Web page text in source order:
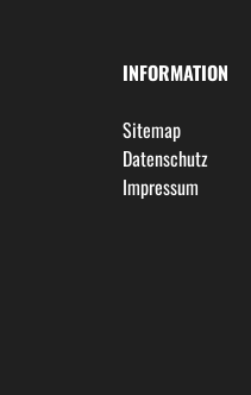
INFORMATION
Sitemap
Datenschutz
Impressum